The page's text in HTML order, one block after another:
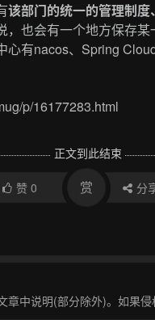
该部门的统一的管理制度
也会有一个地方保存
心有nacos、Spring
p/16177283.html
正文到此结束
赞0 赏 分
章中说明(部分除外)。如果